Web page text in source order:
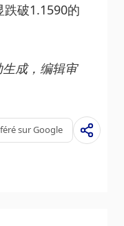
跌破1.1590的
生成，编辑审
sur Google